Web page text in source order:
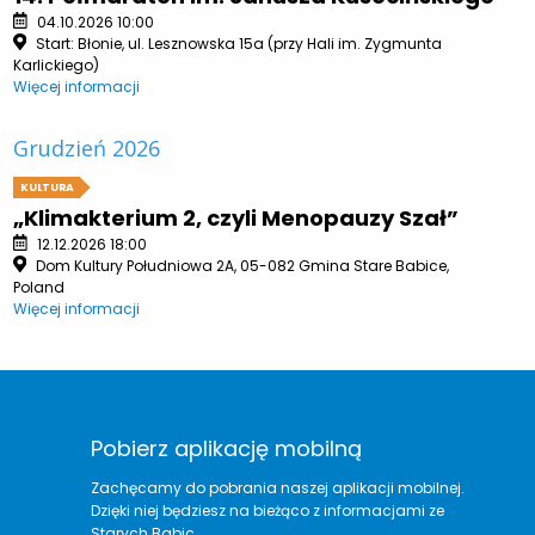
04.10.2026 10:00
Start: Błonie, ul. Lesznowska 15a (przy Hali im. Zygmunta
Karlickiego)
Więcej informacji
Grudzień 2026
KULTURA
„Klimakterium 2, czyli Menopauzy Szał”
12.12.2026 18:00
Dom Kultury Południowa 2A, 05-082 Gmina Stare Babice,
Poland
Więcej informacji
Pobierz aplikację mobilną
Zachęcamy do pobrania naszej aplikacji mobilnej.
Dzięki niej będziesz na bieżąco z informacjami ze